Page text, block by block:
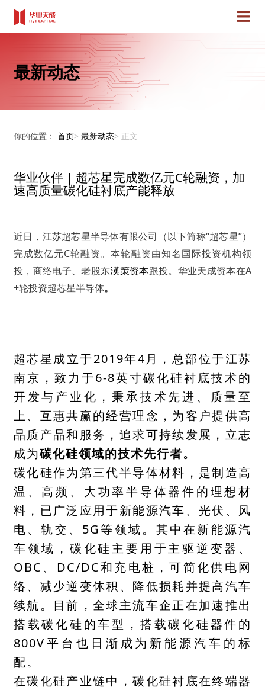
最新动态
你的位置： 首页> 最新动态> 正文
华业伙伴 | 超芯星完成数亿元C轮融资，加
速高质量碳化硅衬底产能释放
近日，江苏超芯星半导体有限公司（以下简称“超芯星”）
完成数亿元C轮融资。本轮融资由知名国际投资机构领
投，商络电子、老股东渶策资本跟投。华业天成资本在A
+轮投资超芯星半导体。
超芯星成立于2019年4月，总部位于江苏
南京，致力于6-8英寸碳化硅衬底技术的
开发与产业化，秉承技术先进、质量至
上、互惠共赢的经营理念，为客户提供高
品质产品和服务，追求可持续发展，立志
成为碳化硅领域的技术先行者。
碳化硅作为第三代半导体材料，是制造高
温、高频、大功率半导体器件的理想材
料，已广泛应用于新能源汽车、光伏、风
电、轨交、5G等领域。其中在新能源汽
车领域，碳化硅主要用于主驱逆变器、
OBC、 DC/DC和充电桩，可简化供电网
络、减少逆变体积、降低损耗并提高汽车
续航。目前，全球主流车企正在加速推出
搭载碳化硅的车型，搭载碳化硅器件的
800V平台也日渐成为新能源汽车的标
配。
在碳化硅产业链中，碳化硅衬底在终端器